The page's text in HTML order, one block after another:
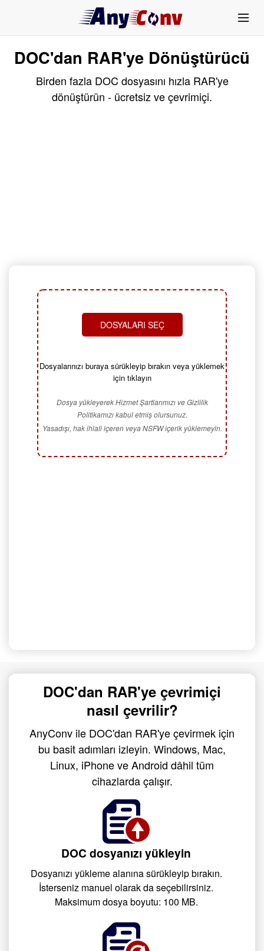
DOC'dan RAR'ye Dönüştürücü
Birden fazla DOC dosyasını hızla RAR'ye
dönüştürün - ücretsiz ve çevrimiçi.
DOSYALARI SEÇ
Dosyalarınızı buraya sürükleyip bırakın veya yüklemek
için tıklayın
Dosya yükleyerek Hizmet Şartlarımızı ve Gizlilik
Politikamızı kabul etmiş olursunuz.
Yasadışı, hak ihlali içeren veya NSFW içerik yüklemeyin.
DOC'dan RAR'ye çevrimiçi
nasıl çevrilir?
AnyConv ile DOC'dan RAR'ye çevirmek için
bu basit adımları izleyin. Windows, Mac,
Linux, iPhone ve Android dâhil tüm
cihazlarda çalışır.
DOC dosyanızı yükleyin
Dosyanızı yükleme alanına sürükleyip bırakın.
İsterseniz manuel olarak da seçebilirsiniz.
Maksimum dosya boyutu: 100 MB.